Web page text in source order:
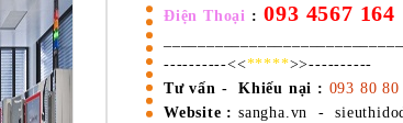
Điện Thoại : 093 4567 164
----------<<*****>>----------
Tư vấn - Khiếu nại : 093 80
Website : sangha.vn -